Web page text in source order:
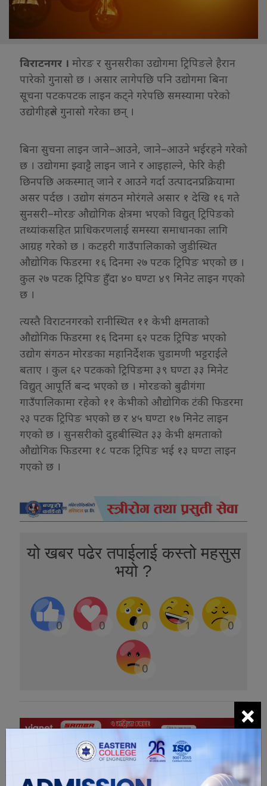
विराटनगर । मोरङ र सुनसरीका उद्योगमा ट्रिपिङले हैरान
पारेको गुनासो छ । असार लागेपछि पनि उद्योगमा बिना
सूचना पटकपटक लाइन कट्ने गरेपछि समस्यामा परेको
उद्योगीहरुले गुनासो गरेका छन् ।
बिना सुचना लाइन जाने–आउने, जाने–आउने भईरहने गरेको
छ । उद्योगमा झ्वाट्टै लाइन जाने र आइहाल्ने, फेरि केही
छिनपछि अकस्मात् जाने र आउने गर्दा उत्पादनप्रक्रियामा
असर पर्दछ । उद्योग संगठन मोरंगले असार १ देखि १६ गते
सुनसरी–मोरङ औद्योगिक क्षेत्रमा भएको विद्युत् ट्रिपिङको
तथ्यांकसहित प्राधिकरणलाई समस्या समाधानका लागि
आग्रह गरेको छ । कटहरी गाउँपालिकाको जुडीस्थित
औद्योगिक फिडरमा १६ दिनमा २७ पटक ट्रिपिङ भएको छ ।
कुल २७ पटक ट्रिपिङ हुँदा ४० घण्टा ४९ मिनेट लाइन गएको
छ ।
त्यस्तै विराटनगरको रानीस्थित ११ केभी क्षमताको
औद्योगिक फिडरमा १६ दिनमा ६२ पटक ट्रिपिङ भएको
उद्योग संगठन मोरङका महानिर्देशक चुडामणी भट्टराईले
बताए । कुल ६२ पटकको ट्रिपिङमा ३९ घण्टा ३३ मिनेट
विद्युत् आपूर्ति बन्द भएको छ । मोरङको बुढीगंगा
गाउँपालिकामा रहेको ११ केभीको औद्योगिक टंकी फिडरमा
२३ पटक ट्रिपिङ भएको छ र ४५ घण्टा १७ मिनेट लाइन
गएको छ । सुनसरीको दुहबीस्थित ३३ केभी क्षमताको
औद्योगिक फिडरमा १८ पटक ट्रिपिङ भई १३ घण्टा लाइन
गएको छ ।
यो खबर पढेर तपाईलाई कस्तो महसुस
भयो ?
0 0 0 1 0
0
×